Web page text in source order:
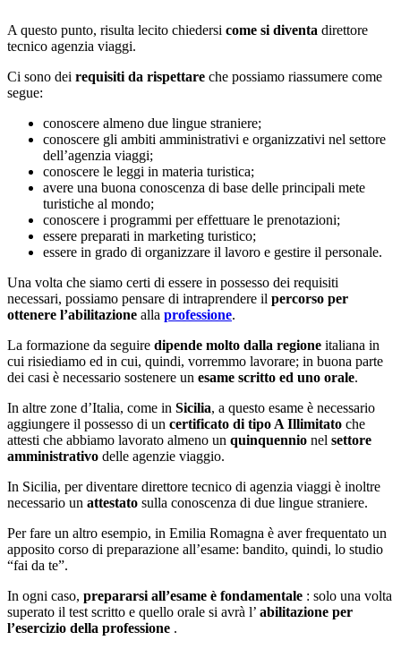
A questo punto, risulta lecito chiedersi come si diventa direttore
tecnico agenzia viaggi.
Ci sono dei requisiti da rispettare che possiamo riassumere come
segue:
conoscere almeno due lingue straniere;
conoscere gli ambiti amministrativi e organizzativi nel settore
dell’agenzia viaggi;
conoscere le leggi in materia turistica;
avere una buona conoscenza di base delle principali mete
turistiche al mondo;
conoscere i programmi per effettuare le prenotazioni;
essere preparati in marketing turistico;
essere in grado di organizzare il lavoro e gestire il personale.
Una volta che siamo certi di essere in possesso dei requisiti
necessari, possiamo pensare di intraprendere il percorso per
ottenere l’abilitazione alla professione.
La formazione da seguire dipende molto dalla regione italiana in
cui risiediamo ed in cui, quindi, vorremmo lavorare; in buona parte
dei casi è necessario sostenere un esame scritto ed uno orale.
In altre zone d’Italia, come in Sicilia, a questo esame è necessario
aggiungere il possesso di un certificato di tipo A Illimitato che
attesti che abbiamo lavorato almeno un quinquennio nel settore
amministrativo delle agenzie viaggio.
In Sicilia, per diventare direttore tecnico di agenzia viaggi è inoltre
necessario un attestato sulla conoscenza di due lingue straniere.
Per fare un altro esempio, in Emilia Romagna è aver frequentato un
apposito corso di preparazione all’esame: bandito, quindi, lo studio
“fai da te”.
In ogni caso, prepararsi all’esame è fondamentale : solo una volta
superato il test scritto e quello orale si avrà l’ abilitazione per
l’esercizio della professione .